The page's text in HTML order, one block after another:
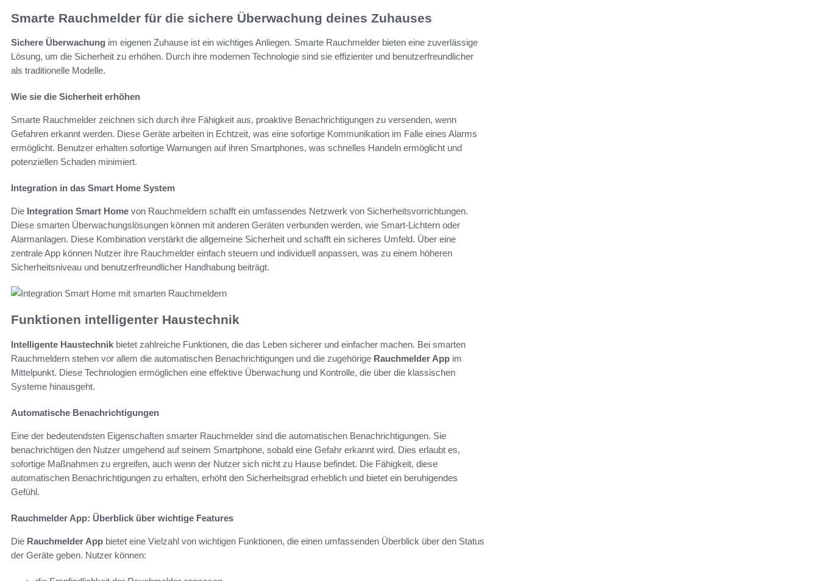
Smarte Rauchmelder für die sichere Überwachung deines Zuhauses
Sichere Überwachung im eigenen Zuhause ist ein wichtiges Anliegen. Smarte Rauchmelder bieten eine zuverlässige
Lösung, um die Sicherheit zu erhöhen. Durch ihre modernen Technologie sind sie effizienter und benutzerfreundlicher
als traditionelle Modelle.
Wie sie die Sicherheit erhöhen
Smarte Rauchmelder zeichnen sich durch ihre Fähigkeit aus, proaktive Benachrichtigungen zu versenden, wenn
Gefahren erkannt werden. Diese Geräte arbeiten in Echtzeit, was eine sofortige Kommunikation im Falle eines Alarms
ermöglicht. Benutzer erhalten sofortige Warnungen auf ihren Smartphones, was schnelles Handeln ermöglicht und
potenziellen Schaden minimiert.
Integration in das Smart Home System
Die Integration Smart Home von Rauchmeldern schafft ein umfassendes Netzwerk von Sicherheitsvorrichtungen.
Diese smarten Überwachungslösungen können mit anderen Geräten verbunden werden, wie Smart-Lichtern oder
Alarmanlagen. Diese Kombination verstärkt die allgemeine Sicherheit und schafft ein sicheres Umfeld. Über eine
zentrale App können Nutzer ihre Rauchmelder einfach steuern und individuell anpassen, was zu einem höheren
Sicherheitsniveau und benutzerfreundlicher Handhabung beiträgt.
Funktionen intelligenter Haustechnik
Intelligente Haustechnik bietet zahlreiche Funktionen, die das Leben sicherer und einfacher machen. Bei smarten
Rauchmeldern stehen vor allem die automatischen Benachrichtigungen und die zugehörige Rauchmelder App im
Mittelpunkt. Diese Technologien ermöglichen eine effektive Überwachung und Kontrolle, die über die klassischen
Systeme hinausgeht.
Automatische Benachrichtigungen
Eine der bedeutendsten Eigenschaften smarter Rauchmelder sind die automatischen Benachrichtigungen. Sie
benachrichtigen den Nutzer umgehend auf seinem Smartphone, sobald eine Gefahr erkannt wird. Dies erlaubt es,
sofortige Maßnahmen zu ergreifen, auch wenn der Nutzer sich nicht zu Hause befindet. Die Fähigkeit, diese
automatischen Benachrichtigungen zu erhalten, erhöht den Sicherheitsgrad erheblich und bietet ein beruhigendes
Gefühl.
Rauchmelder App: Überblick über wichtige Features
Die Rauchmelder App bietet eine Vielzahl von wichtigen Funktionen, die einen umfassenden Überblick über den Status
der Geräte geben. Nutzer können: